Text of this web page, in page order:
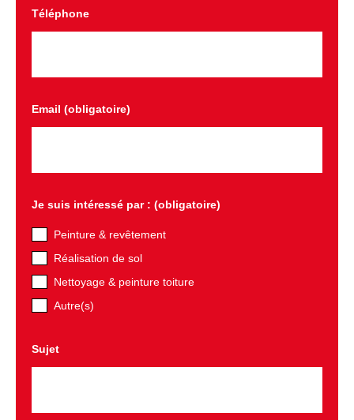
Téléphone
Email (obligatoire)
Je suis intéressé par : (obligatoire)
Peinture & revêtement
Réalisation de sol
Nettoyage & peinture toiture
Autre(s)
Sujet